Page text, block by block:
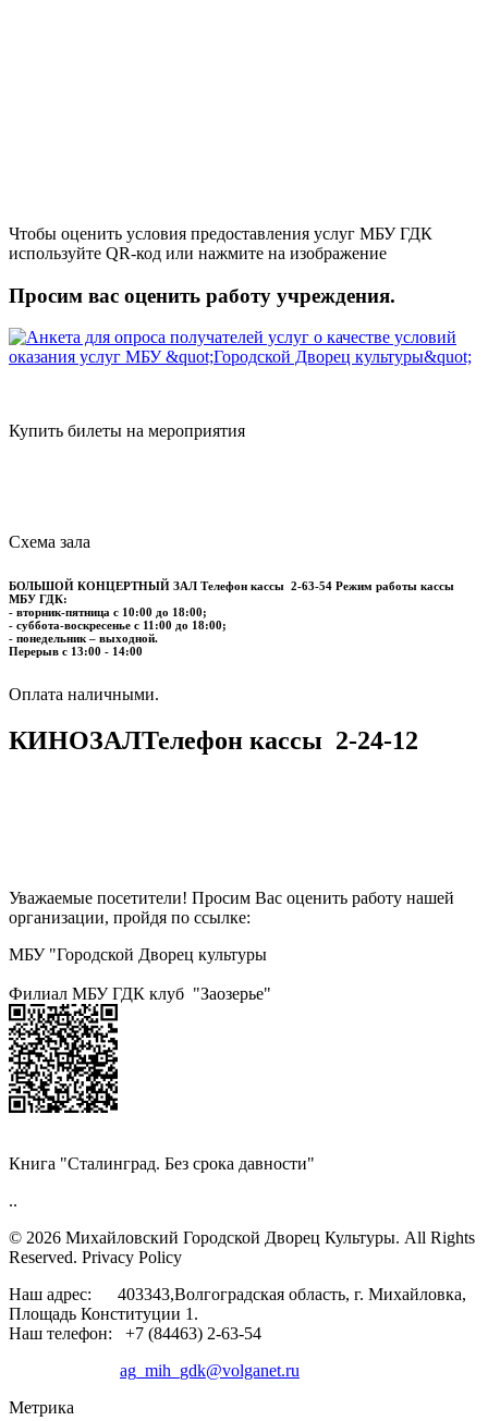
Чтобы оценить условия предоставления услуг МБУ ГДК
используйте QR-код или нажмите на изображение
Просим вас оценить работу учреждения.
Купить билеты на мероприятия
Схема зала
БОЛЬШОЙ КОНЦЕРТНЫЙ ЗАЛ Телефон кассы 2-63-54 Режим работы кассы
МБУ ГДК:
- вторник-пятница с 10:00 до 18:00;
- суббота-воскресенье с 11:00 до 18:00;
- понедельник – выходной.
Перерыв с 13:00 - 14:00
​​​​​​​Оплата наличными.
КИНОЗАЛТелефон кассы 2-24-12
Уважаемые посетители! Просим Вас оценить работу нашей
организации, пройдя по ссылке:
МБУ "Городской Дворец культуры
Филиал МБУ ГДК клуб "Заозерье"
Книга "Сталинград. Без срока давности"
..
© 2026 Михайловский Городской Дворец Культуры. All Rights
Reserved. Privacy Policy
Наш адрес: 403343,Волгоградская область, г. Михайловка,
Площадь Конституции 1.
Наш телефон: +7 (84463) 2-63-54
ag_mih_gdk@volganet.ru
Метрика